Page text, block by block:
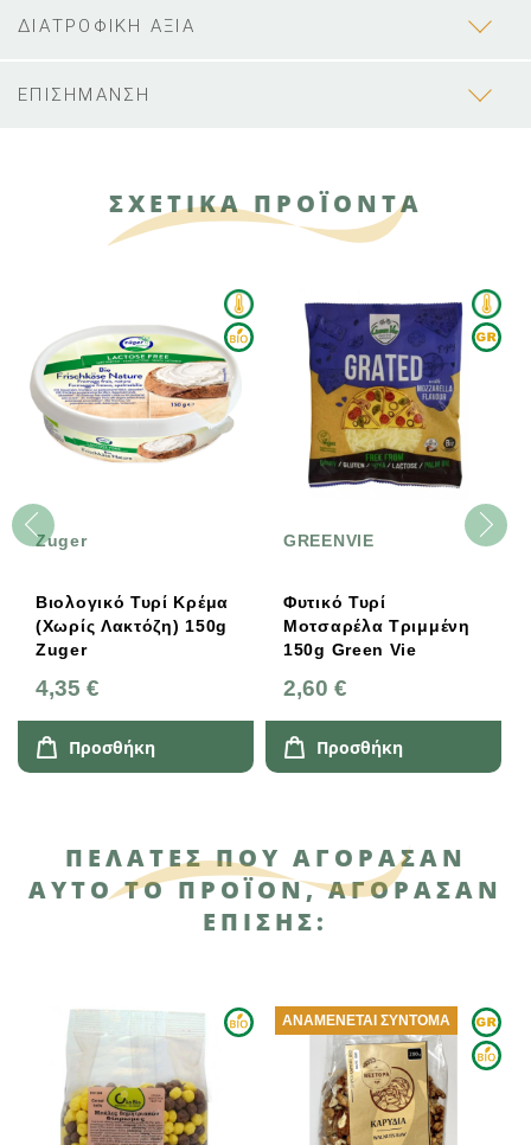
ΔΙΑΤΡΟΦΙΚΗ ΑΞΙΑ
ΕΠΙΣΗΜΑΝΣΗ
ΣΧΕΤΙΚΑ ΠΡΟΪΟΝΤΑ
Zuger
Βιολογικό Τυρί Κρέμα
(χωρίς Λακτόζη) 150g
Zuger
4,35 €
Προσθήκη
GREENVIE
Φυτικό Τυρί
Μοτσαρέλα Τριμμένη
150g Green Vie
2,60 €
Προσθήκη
ΠΕΛΆΤΕΣ ΠΟΥ ΑΓΌΡΑΣΑΝ
ΑΥΤΌ ΤΟ ΠΡΟΪΌΝ, ΑΓΌΡΑΣΑΝ
ΕΠΊΣΗΣ:
ΑΝΑΜΈΝΕΤΑΙ ΣΎΝΤΟΜΑ